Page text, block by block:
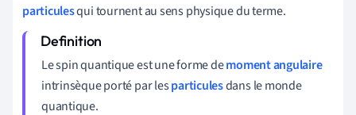
particulesqui tournent au sens physique du terme.
Le spin quantique est une forme demoment angulaire
intrinsèque porté par lesparticulesdans le monde
quantique.